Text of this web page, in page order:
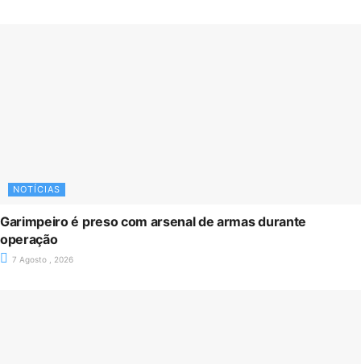
NOTÍCIAS
Garimpeiro é preso com arsenal de armas durante
operação
7 Agosto , 2026